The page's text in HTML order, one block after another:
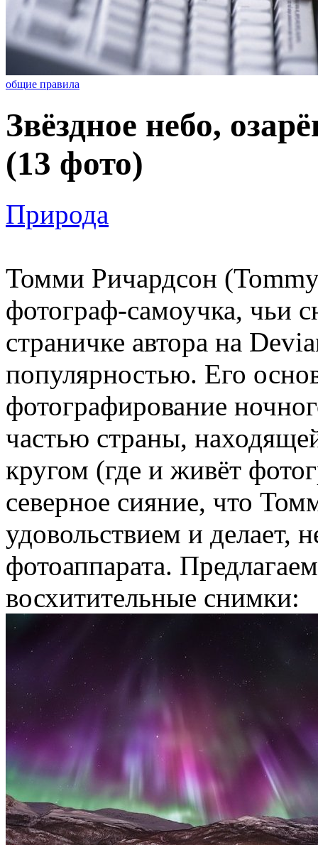
общие правила
Звёздное небо,
(13 фото)
Природа
Томми Ричардсон
фотограф-самоучка, чьи
страничке автора на
популярностью. Его
фотографирование
частью страны,
кругом (где и живёт
северное сияние, что
удовольствием и делает,
фотоаппарата.
восхитительные снимки: